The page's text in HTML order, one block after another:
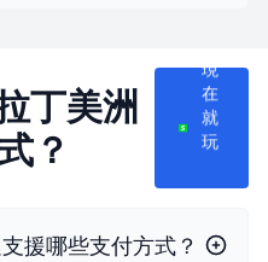
丁美洲
？
現
在
就
玩
援哪些支付方式？